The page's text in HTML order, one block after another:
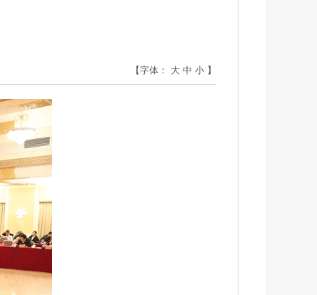
【字体： 大 中 小 】